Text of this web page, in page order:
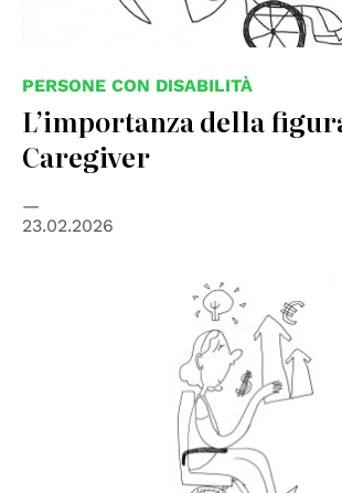
PERSONE CON DISABILITÀ
L’importanza della
Caregiver
23.02.2026
© Greta Bombardieri, instagram